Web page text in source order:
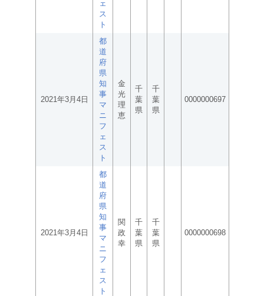
ェ
ス
ト
2021年3月4日
都
道
府
県
知
事
マ
ニ
フ
ェ
ス
ト
金
光
理
恵
千
葉
県
千
葉
県
0000000697
2021年3月4日
都
道
府
県
知
事
マ
ニ
フ
ェ
ス
ト
関
政
幸
千
葉
県
千
葉
県
0000000698